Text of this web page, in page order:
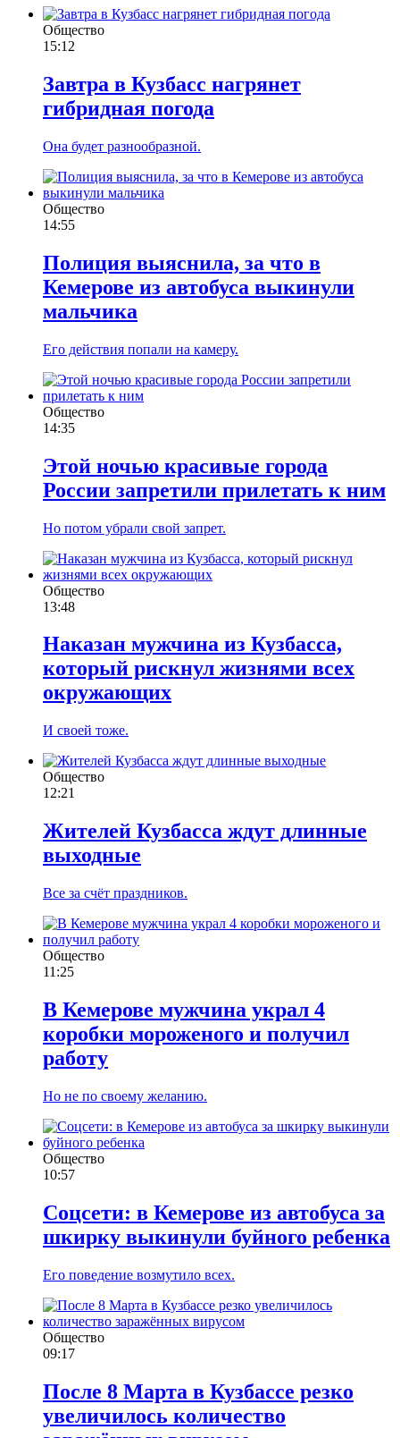
Общество
15:12
Завтра в Кузбасс нагрянет
гибридная погода
Она будет разнообразной.
Общество
14:55
Полиция выяснила, за что в
Кемерове из автобуса выкинули
мальчика
Его действия попали на камеру.
Общество
14:35
Этой ночью красивые города
России запретили прилетать к ним
Но потом убрали свой запрет.
Общество
13:48
Наказан мужчина из Кузбасса,
который рискнул жизнями всех
окружающих
И своей тоже.
Общество
12:21
Жителей Кузбасса ждут длинные
выходные
Все за счёт праздников.
Общество
11:25
В Кемерове мужчина украл 4
коробки мороженого и получил
работу
Но не по своему желанию.
Общество
10:57
Соцсети: в Кемерове из автобуса за
шкирку выкинули буйного ребенка
Его поведение возмутило всех.
Общество
09:17
После 8 Марта в Кузбассе резко
увеличилось количество